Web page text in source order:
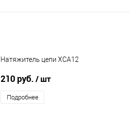
Натяжитель цепи XCA12
210 руб. / шт
Подробнее